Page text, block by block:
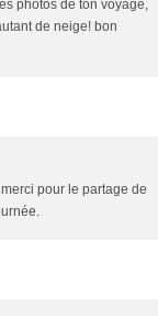
photos de ton voyage,
de neige! bon
pour le partage de